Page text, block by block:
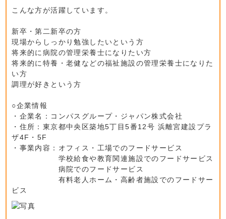
こんな方が活躍しています。
新卒・第二新卒の方
現場からしっかり勉強したいという方
将来的に病院の管理栄養士になりたい方
将来的に特養・老健などの福祉施設の管理栄養士になりた
い方
調理が好きという方
○企業情報
・企業名：コンパスグループ・ジャパン株式会社
・住所：東京都中央区築地5丁目5番12号 浜離宮建設プラ
ザ4F・5F
・事業内容：オフィス・工場でのフードサービス
学校給食や教育関連施設でのフードサービス
病院でのフードサービス
有料老人ホーム・高齢者施設でのフードサー
ビス